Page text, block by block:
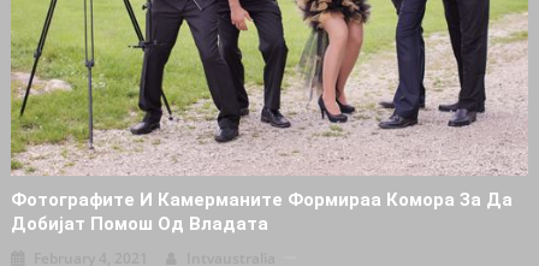
Фотографите И Камерманите Формираа Комора За Да
Добијат Помош Од Владата